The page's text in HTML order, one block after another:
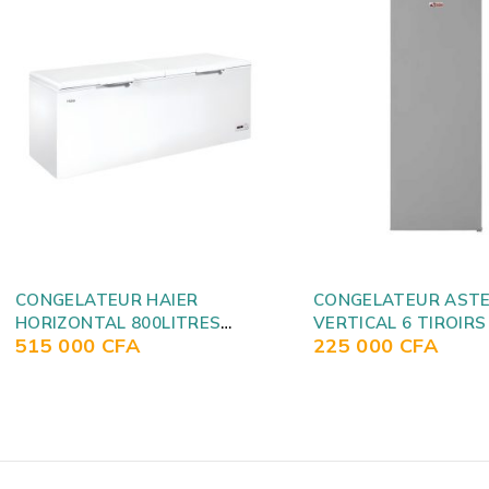
CONGELATEUR ASTECH
VERTICAL 6 TIROIRS PLAQ
ALU SILVER FA-230S
225 000 CFA
CONGELATEUR
HORIZONTAL
SILVER EL149CFS
175 000 CFA